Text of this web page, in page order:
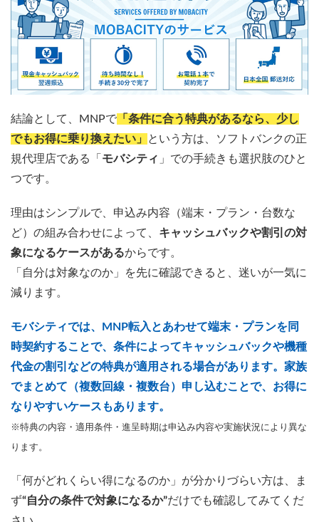
結論として、MNPで 「条件に合う特典があるなら、少し
でもお得に乗り換えたい」
という方は、ソフトバンクの正
規代理店である「 モバシティ 」での手続きも選択肢のひと
つです。
理由はシンプルで、申込み内容（端末・プラン・台数な
ど）の組み合わせによって、 キャッシュバックや割引の対
象になるケースがあるからです。
「自分は対象なのか」を先に確認できると、迷いが一気に
減ります。
モバシティでは、MNP転入とあわせて端末・プランを同
時契約することで、条件によってキャッシュバックや機種
代金の割引などの特典が適用される場合があります。家族
でまとめて（複数回線・複数台）申し込むことで、お得に
なりやすいケースもあります。
※特典の内容・適用条件・進呈時期は申込み内容や実施状況により異な
ります。
「何がどれくらい得になるのか」が分かりづらい方は、ま
ず“自分の条件で対象になるか”だけでも確認してみてくだ